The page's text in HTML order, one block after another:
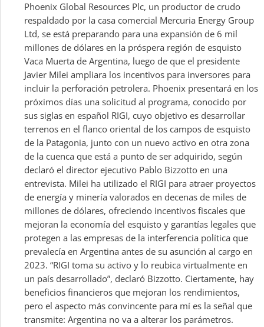
Phoenix Global Resources Plc, un productor de crudo
respaldado por la casa comercial Mercuria Energy Group
Ltd, se está preparando para una expansión de 6 mil
millones de dólares en la próspera región de esquisto
Vaca Muerta de Argentina, luego de que el presidente
Javier Milei ampliara los incentivos para inversores para
incluir la perforación petrolera. Phoenix presentará en los
próximos días una solicitud al programa, conocido por
sus siglas en español RIGI, cuyo objetivo es desarrollar
terrenos en el flanco oriental de los campos de esquisto
de la Patagonia, junto con un nuevo activo en otra zona
de la cuenca que está a punto de ser adquirido, según
declaró el director ejecutivo Pablo Bizzotto en una
entrevista. Milei ha utilizado el RIGI para atraer proyectos
de energía y minería valorados en decenas de miles de
millones de dólares, ofreciendo incentivos fiscales que
mejoran la economía del esquisto y garantías legales que
protegen a las empresas de la interferencia política que
prevalecía en Argentina antes de su asunción al cargo en
2023. “RIGI toma su activo y lo reubica virtualmente en
un país desarrollado”, declaró Bizzotto. Ciertamente, hay
beneficios financieros que mejoran los rendimientos,
pero el aspecto más convincente para mí es la señal que
transmite: Argentina no va a alterar los parámetros.